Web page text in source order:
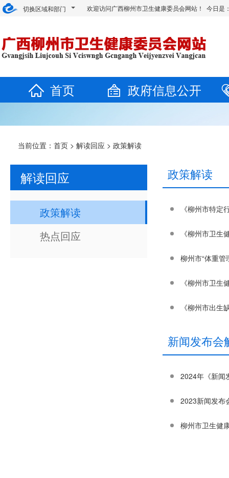
切换区域和部门 欢迎访问广西柳州市卫生健康委员会网站！ 今日是
首页 政府信息公开
当前位置： 首页 > 解读回应 > 政策解读
解读回应
政策解读
热点回应
政策解读
《柳州市特
《柳州市卫
柳州市“体重
《柳州市卫
《柳州市出
新闻发布会
2024年《新闻
2023新闻发布
柳州市卫生健